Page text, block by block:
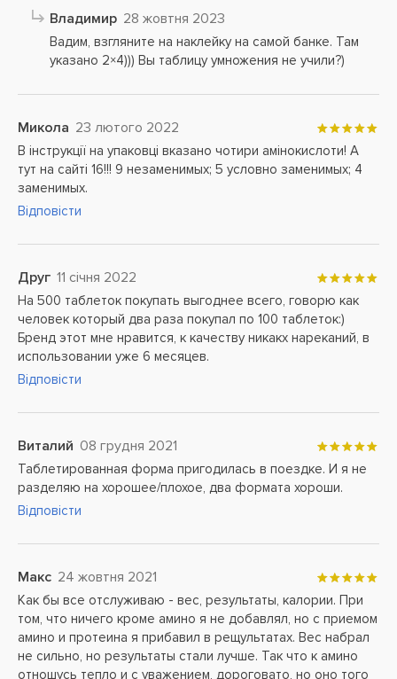
Владимир 28 жовтня 2023
Вадим, взгляните на наклейку на самой банке. Там
указано 2×4))) Вы таблицу умножения не учили?)
Микола 23 лютого 2022
В інструкції на упаковці вказано чотири амінокислоти! А
тут на сайті 16!!! 9 незаменимых; 5 условно заменимых; 4
заменимых.
Відповісти
Друг 11 січня 2022
На 500 таблеток покупать выгоднее всего, говорю как
человек который два раза покупал по 100 таблеток:)
Бренд этот мне нравится, к качеству никакх нареканий, в
использовании уже 6 месяцев.
Відповісти
Виталий 08 грудня 2021
Таблетированная форма пригодилась в поездке. И я не
разделяю на хорошее/плохое, два формата хороши.
Відповісти
Макс 24 жовтня 2021
Как бы все отслуживаю - вес, результаты, калории. При
том, что ничего кроме амино я не добавлял, но с приемом
амино и протеина я прибавил в рещультатах. Вес набрал
не сильно, но результаты стали лучше. Так что к амино
отношусь тепло и с уважением, дороговато, но оно того